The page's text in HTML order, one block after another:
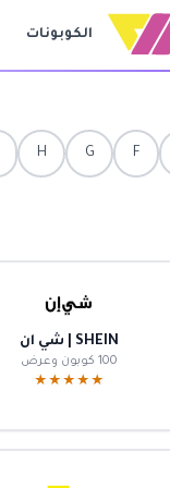
الكوبونات
F
G
H
SHEIN | شي ان
100 كوبون وعرض
★★★★★